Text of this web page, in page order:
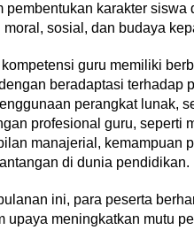
pembentukan karakter
sosial, dan budaya
guru memiliki
beradaptasi terhadap
perangkat lunak,
profesional guru, seperti
manajerial, kemampuan
di dunia pendidikan.
ini, para peserta
upaya meningkatkan mutu